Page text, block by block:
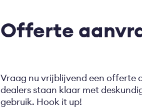
Offerte
Vraag nu vrijblijvend een offerte
dealers staan klaar met
gebruik. Hook it up!